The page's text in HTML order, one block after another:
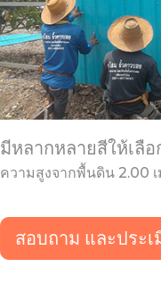
มีหลากหลายสีให้เลือ
ความสูงจากพื้นดิน 2.00 เ
สอบถาม และประเ